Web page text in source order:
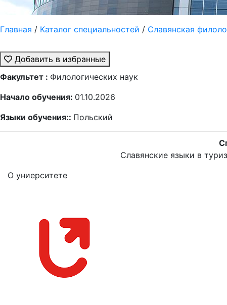
Главная / Каталог специальностей / Славянская
Добавить в избранные
Факультет : Филологических наук
Начало обучения: 01.10.2026
Языки обучения:: Польский
Славянские языки в
О униерситете